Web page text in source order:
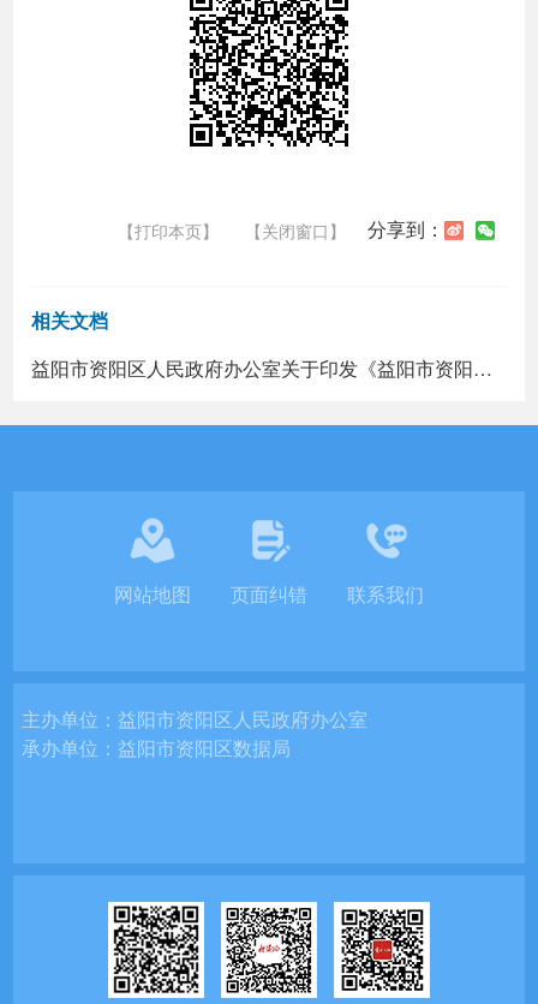
【打印本页】 【关闭窗口】 分享到：
相关文档
益阳市资阳区人民政府办公室关于印发《益阳市资阳区电动汽车充电基础设施建设（不含专用）工作方案（2022－2025年）》的通知
网站地图 页面纠错 联系我们
主办单位：益阳市资阳区人民政府办公室
承办单位：益阳市资阳区数据局